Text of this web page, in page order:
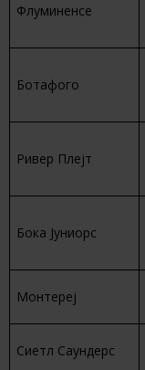
Флуминенсе
Ботафого
Ривер Плејт
Бока Јуниорс
Монтереј
Сиетл Саундерс